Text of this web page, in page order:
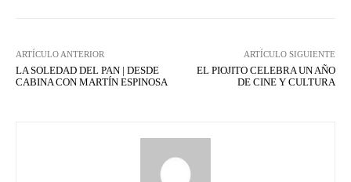
ARTÍCULO ANTERIOR
LA SOLEDAD DEL PAN | DESDE
CABINA CON MARTÍN ESPINOSA
ARTÍCULO SIGUIENTE
EL PIOJITO CELEBRA UN AÑO
DE CINE Y CULTURA